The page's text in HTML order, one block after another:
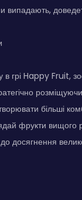
випадають,
в грі Happy Fruit,
розміщуючи
більші
фрукти вищого
досягнення